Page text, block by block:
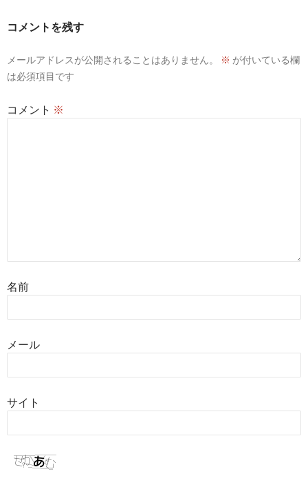
コメントを残す
メールアドレスが公開されることはありません。 ※ が付いている欄
は必須項目です
コメント ※
名前
メール
サイト